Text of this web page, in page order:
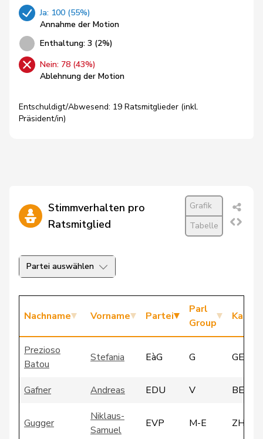
Ja: 100 (55%)
Annahme der Motion
Enthaltung: 3 (2%)
Nein: 78 (43%)
Ablehnung der Motion
Entschuldigt/Abwesend: 19 Ratsmitglieder (inkl.
Präsident/in)
Stimmverhalten pro
Ratsmitglied
Grafik
Tabelle
Partei auswählen
Nachname Vorname Partei
Parl
Group
Prezioso
Batou
Stefania EàG G GE
Gafner Andreas EDU V BE
Gugger
Niklaus-
Samuel
EVP M-E ZH